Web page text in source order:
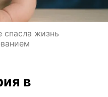
спасла жизнь
в